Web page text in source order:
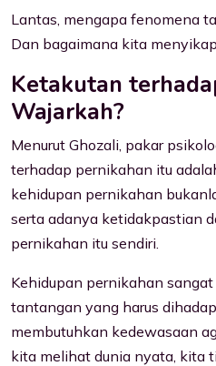
Lantas, mengapa fenomena
Dan bagaimana kita
Ketakutan
Wajarkah?
Menurut Ghozali, pakar
terhadap pernikahan itu
kehidupan pernikahan
serta adanya ketidakpastian
pernikahan itu sendiri.
Kehidupan pernikahan
tantangan yang harus
membutuhkan kedewasaan
kita melihat dunia nyata, kita